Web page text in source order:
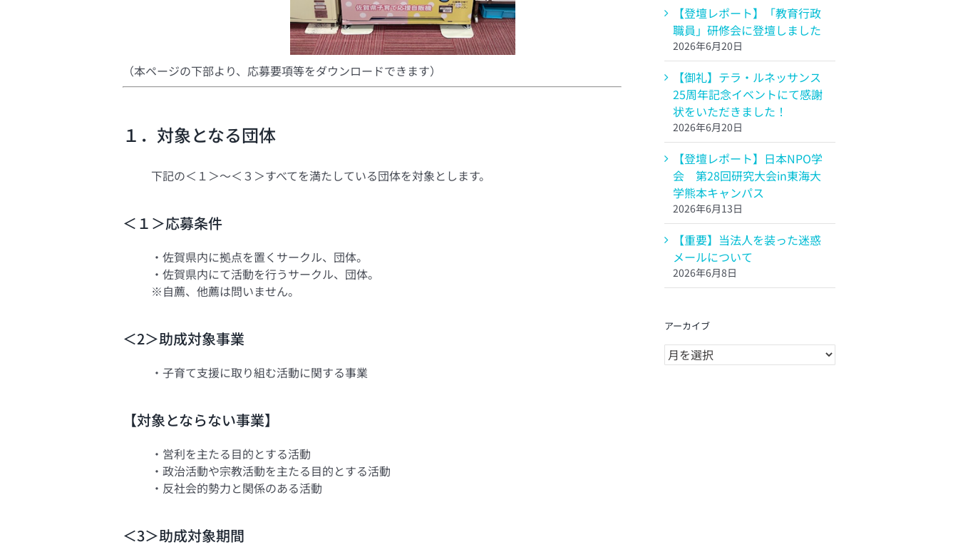
（本ページの下部より、応募要項等をダウンロードできます）
１．対象となる団体
下記の＜１＞～＜３＞すべてを満たしている団体を対象とします。
＜１＞応募条件
・佐賀県内に拠点を置くサークル、団体。
・佐賀県内にて活動を行うサークル、団体。
※自薦、他薦は問いません。
＜2＞助成対象事業
・子育て支援に取り組む活動に関する事業
【対象とならない事業】
・営利を主たる目的とする活動
・政治活動や宗教活動を主たる目的とする活動
・反社会的勢力と関係のある活動
＜3＞助成対象期間
【登壇レポート】「教育行政
職員」研修会に登壇しました
2026年6月20日
【御礼】テラ・ルネッサンス
25周年記念イベントにて感謝
状をいただきました！
2026年6月20日
【登壇レポート】日本NPO学
会 第28回研究大会in東海大
学熊本キャンパス
2026年6月13日
【重要】当法人を装った迷惑
メールについて
2026年6月8日
アーカイブ
ア
ー